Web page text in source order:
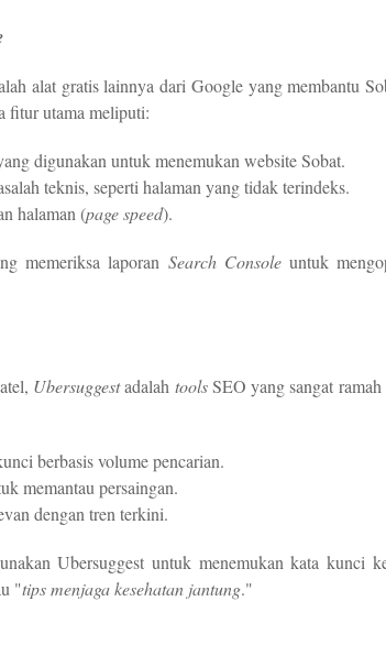
alat gratis lainnya dari Google yang membantu
fitur utama meliputi:
digunakan untuk menemukan website Sobat.
teknis, seperti halaman yang tidak terindeks.
halaman (page speed).
memeriksa laporan Search Consoleuntuk
Ubersuggestadalah toolsSEO yang sangat
berbasis volume pencarian.
memantau persaingan.
dengan tren terkini.
Ubersuggest untuk menemukan kata kunci
"tips menjaga kesehatan jantung."